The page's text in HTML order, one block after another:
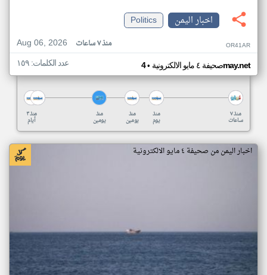
اخبار اليمن
Politics
Aug 06, 2026
منذ ٧ ساعات OR41AR
صحيفة ٤ مايو الالكترونية • 4may.net عدد الكلمات: ١٥٩
منذ ٣
أيام
منذ
يومين
منذ
يومين
منذ
يوم
منذ ٧
ساعات
اخبار اليمن من صحيفة ٤ مايو الالكترونية